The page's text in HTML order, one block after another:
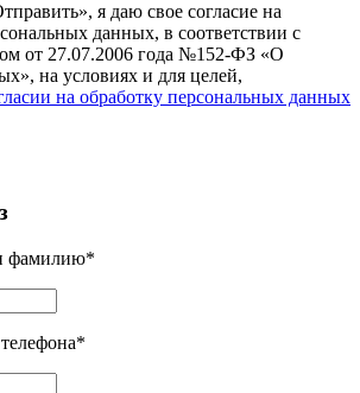
я даю свое согласие на
данных, в соответствии с
от 27.07.2006 года №152-ФЗ «О
на условиях и для целей,
на обработку персональных данных
фамилию*
*